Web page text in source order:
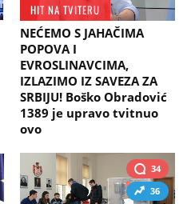
HIT NA TVITERU
NEĆEMO S JAHAČIMA
POPOVA I
EVROSLINAVCIMA,
IZLAZIMO IZ SAVEZA ZA
SRBIJU! Boško Obradović
1389 je upravo tvitnuo
ovo
34
36